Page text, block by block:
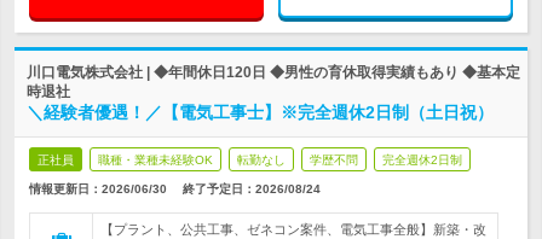
川口電気株式会社 | ◆年間休日120日 ◆男性の育休取得実績もあり ◆基本定
時退社
＼経験者優遇！／【電気工事士】※完全週休2日制（土日祝）
正社員 職種・業種未経験OK 転勤なし 学歴不問 完全週休2日制
情報更新日：2026/06/30 終了予定日： 2026/08/24
【プラント、公共工事、ゼネコン案件、電気工事全般】新築・改